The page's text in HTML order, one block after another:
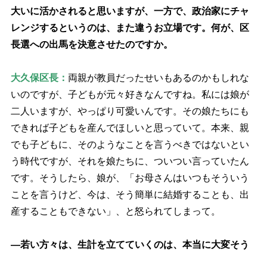
大いに活かされると思いますが、一方で、政治家にチャ
レンジするというのは、また違うお立場です。何が、区
長選への出馬を決意させたのですか。
大久保区長： 両親が教員だったせいもあるのかもしれな
いのですが、子どもが元々好きなんですね。私には娘が
二人いますが、やっぱり可愛いんです。その娘たちにも
できれば子どもを産んでほしいと思っていて。本来、親
でも子どもに、そのようなことを言うべきではないとい
う時代ですが、それを娘たちに、ついつい言っていたん
です。そうしたら、娘が、「お母さんはいつもそういう
ことを言うけど、今は、そう簡単に結婚することも、出
産することもできない」、と怒られてしまって。
―若い方々は、生計を立てていくのは、本当に大変そう